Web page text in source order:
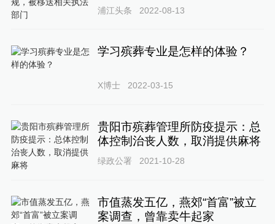
浦江头条 2022-08-13
学习殡葬专业是怎样的体验？
X博士 2022-03-15
贵阳市殡葬管理所防疫提示：总
体控制治丧人数，取消提供麻将
绿政公署 2021-10-28
市值蒸发五亿，燕郊“首富”被立
案调查，曾靠卖牛起家